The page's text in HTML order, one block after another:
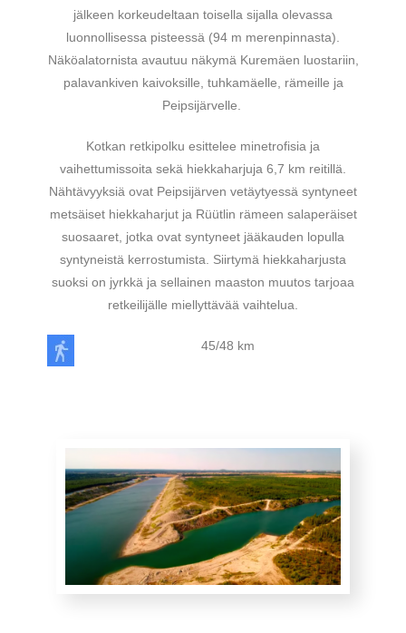
jälkeen korkeudeltaan toisella sijalla olevassa
luonnollisessa pisteessä (94 m merenpinnasta).
Näköalatornista avautuu näkymä Kuremäen luostariin,
palavankiven kaivoksille, tuhkamäelle, rämeille ja
Peipsijärvelle.
Kotkan retkipolku esittelee minetrofisia ja
vaihettumissoita sekä hiekkaharjuja 6,7 km reitillä.
Nähtävyyksiä ovat Peipsijärven vetäytyessä syntyneet
metsäiset hiekkaharjut ja Rüütlin rämeen salaperäiset
suosaaret, jotka ovat syntyneet jääkauden lopulla
syntyneistä kerrostumista. Siirtymä hiekkaharjusta
suoksi on jyrkkä ja sellainen maaston muutos tarjoaa
retkeilijälle miellyttävää vaihtelua.
45/48 km